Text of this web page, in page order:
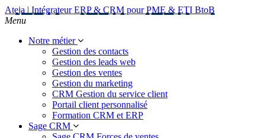
Ateja | Intégrateur ERP & CRM pour PME & ETI BtoB
Menu
Notre métier
Gestion des contacts
Gestion des leads web
Gestion des ventes
Gestion du marketing
CRM Gestion du service client
Portail client personnalisé
Formation CRM et ERP
Sage CRM